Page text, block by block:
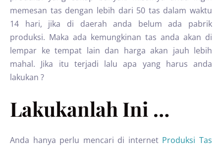
memesan tas dengan lebih dari 50 tas dalam waktu
14 hari, jika di daerah anda belum ada pabrik
produksi. Maka ada kemungkinan tas anda akan di
lempar ke tempat lain dan harga akan jauh lebih
mahal. Jika itu terjadi lalu apa yang harus anda
lakukan ?
Lakukanlah Ini …
Anda hanya perlu mencari di internet Produksi Tas